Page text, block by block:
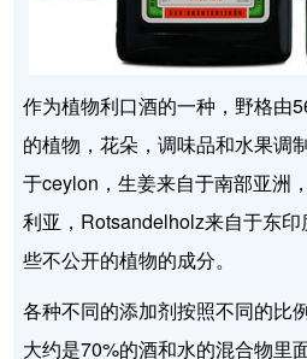
作为植物利口酒的一种，野格由
的植物，花朵，调味品和水果调
于ceylon，生姜来自于南部亚洲
利亚，Rotsandelholz来自于东
些不公开的植物的成分。
各种不同的添加剂按照不同的比
大约是70%的酒和水的混合物里